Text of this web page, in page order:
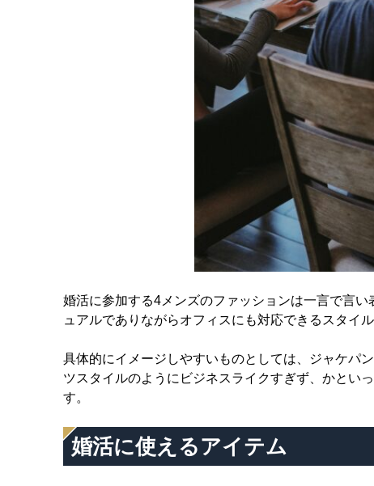
婚活に参加する4メンズのファッションは一言で言
ュアルでありながらオフィスにも対応できるスタイル
具体的にイメージしやすいものとしては、ジャケパ
ツスタイルのようにビジネスライクすぎず、かとい
す。
婚活に使えるアイテム